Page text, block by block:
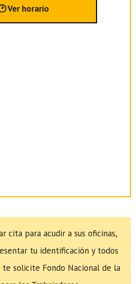
Ver horario
cita para acudir a sus oficinas,
tu identificación y todos
te solicite Fondo Nacional de la